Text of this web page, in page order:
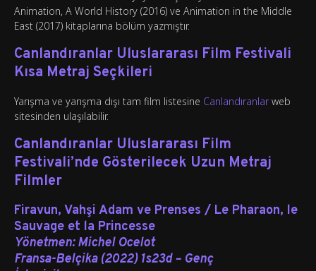
Animation, A World History (2016) ve Animation in the Middle
East (2017) kitaplarına bölüm yazmıştır.
Canlandıranlar Uluslararası Film Festivali
Kısa Metraj Seçkileri
Yarışma ve yarışma dışı tam film listesine Canlandıranlarweb
sitesinden ulaşılabilir.
Canlandıranlar Uluslararası Film
Festivali’nde Gösterilecek Uzun Metraj
Filmler
Firavun, Vahşi Adam ve Prenses / Le Pharaon, le
Sauvage et la Princesse
Yönetmen:Michel Ocelot
Fransa-Belçika (2022) 1s23d – Genç